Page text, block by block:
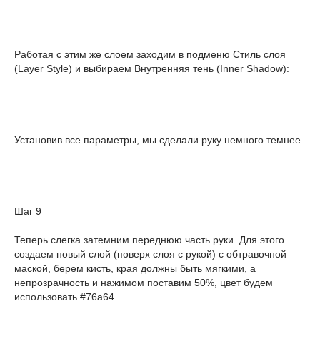
Работая с этим же слоем заходим в подменю Стиль слоя
(Layer Style) и выбираем Внутренняя тень (Inner Shadow):
Установив все параметры, мы сделали руку немного темнее.
Шаг 9
Теперь слегка затемним переднюю часть руки. Для этого
создаем новый слой (поверх слоя с рукой) с обтравочной
маской, берем кисть, края должны быть мягкими, а
непрозрачность и нажимом поставим 50%, цвет будем
использовать #76a64.